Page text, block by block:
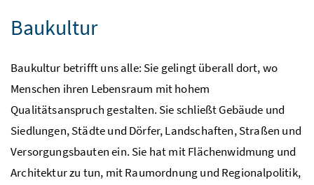
Baukultur
Baukultur betrifft uns alle: Sie gelingt überall dort, wo
Menschen ihren Lebensraum mit hohem
Qualitätsanspruch gestalten. Sie schließt Gebäude und
Siedlungen, Städte und Dörfer, Landschaften, Straßen und
Versorgungsbauten ein. Sie hat mit Flächenwidmung und
Architektur zu tun, mit Raumordnung und Regionalpolitik,